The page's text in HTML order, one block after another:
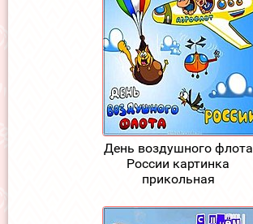
День воздушного флота
России картинка
прикольная